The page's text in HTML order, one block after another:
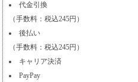
代金引換
（手数料：税込245円）
後払い
（手数料：税込245円）
キャリア決済
PayPay